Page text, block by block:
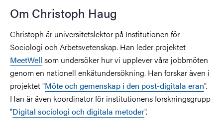
Om Christoph Haug
Christoph är universitetslektor på Institutionen för
Sociologi och Arbetsvetenskap. Han leder projektet
MeetWell som undersöker hur vi upplever våra jobbmöten
genom en nationell enkätundersökning. Han forskar även i
projektet "Möte och gemenskap i den post-digitala eran".
Han är även koordinator för institutionens forskningsgrupp
"Digital sociologi och digitala metoder".